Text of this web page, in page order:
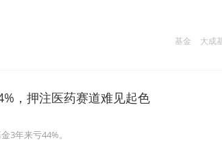
基金 大成
，押注医药赛道难见起色
3年来亏44%。